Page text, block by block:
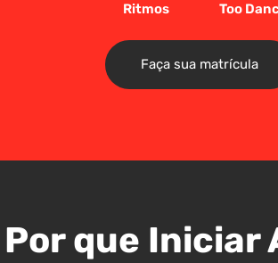
Ritmos Too
Faça sua matrícula
Por que Iniciar